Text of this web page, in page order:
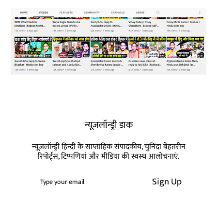
न्यूज़लॉन्ड्री डाक
न्यूज़लॉन्ड्री हिन्दी के साप्ताहिक संपादकीय, चुनिंदा बेहतरीन
रिपोर्ट्स, टिप्पणियां और मीडिया की स्वस्थ आलोचनाएं.
Sign Up